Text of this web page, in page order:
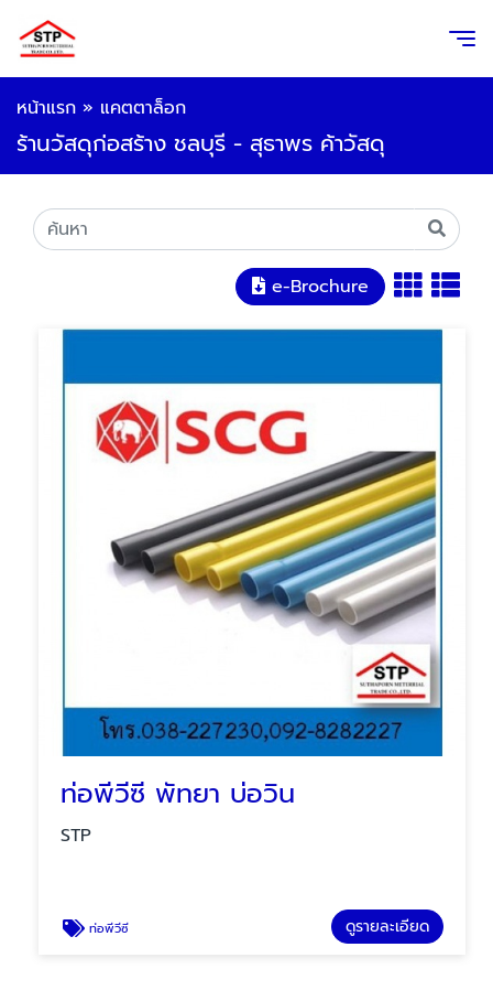
หน้าแรก » แคตตาล็อก
ร้านวัสดุก่อสร้าง ชลบุรี - สุธาพร ค้าวัสดุ
e-Brochure
ท่อพีวีซี พัทยา บ่อวิน
STP
ท่อพีวีซี ดูรายละเอียด